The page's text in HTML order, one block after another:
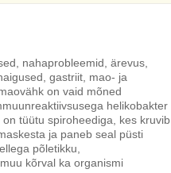
nahaprobleemid, ärevus,
gastriit, mao- ja
on vaid mõned
helikobakter
tüütu spiroheediga, kes kruvib
ja paneb seal püsti
põletikku,
kõrval ka organismi